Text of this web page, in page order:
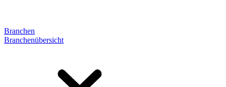
Branchen
Branchenübersicht